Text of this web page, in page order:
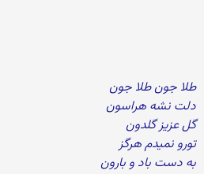
طلا جون طلا جون
دلت نشه هراسون
گل عزیز گلدون
تورو نمیدم هرگز
به دست باد و بارون